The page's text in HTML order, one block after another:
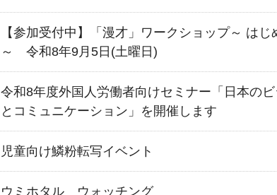
【参加受付中】「漫才」ワークショップ～ はじ
～ 令和8年9月5日(土曜日)
令和8年度外国人労働者向けセミナー「日本の
とコミュニケーション」を開催します
児童向け鱗粉転写イベント
ウミホタル ウォッチング